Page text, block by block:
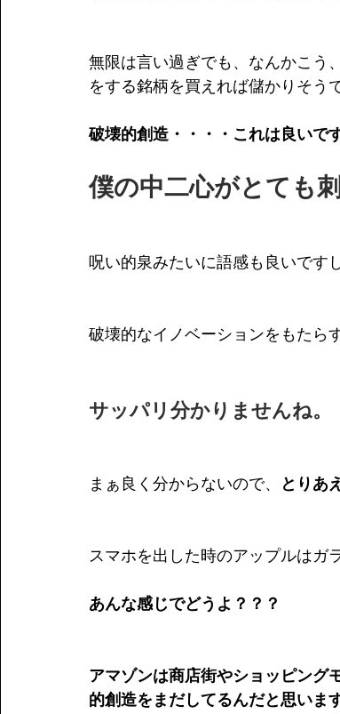
無限は言い過ぎでも、なんかこう
をする銘柄を買えれば儲かりそう
破壊的創造・・・・これは良いで
僕の中二心がとても
呪い的泉みたいに語感も良いですし
破壊的なイノベーションをもたら
サッパリ分かりませんね。
まぁ良く分からないので、 とりあ
スマホを出した時のアップルはガ
あんな感じでどうよ？？？
アマゾンは商店街やショッピング
的創造をまだしてるんだと思いま